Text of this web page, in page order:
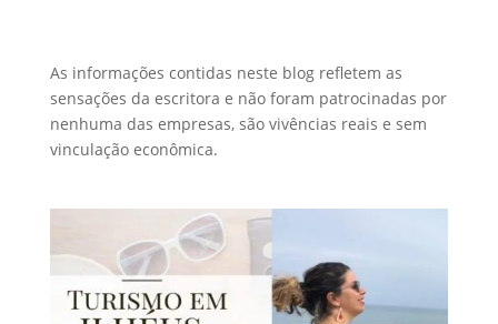
As informações contidas neste blog refletem as
sensações da escritora e não foram patrocinadas por
nenhuma das empresas, são vivências reais e sem
vinculação econômica.